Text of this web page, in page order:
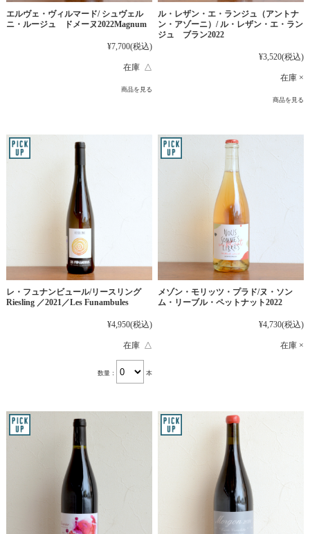
エルヴェ・ヴィルマード/ シュヴェル
ニ・ルージュ ドメーヌ2022Magnum
¥7,700(税込)
在庫 △
商品を見る
ル・レザン・エ・ランジュ（アントナ
ン・アゾーニ）/ ル・レザン・エ・ラン
ジュ ブラン2022
¥3,520(税込)
在庫 ×
商品を見る
レ・フュナンビュール/リースリング
Riesling ／2021／Les Funambules
¥4,950(税込)
在庫 △
数量： 本
メゾン・モリッツ・プラド/ヌ・ソン
ム・リーブル・ペットナット2022
¥4,730(税込)
在庫 ×